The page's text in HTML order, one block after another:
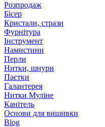
Розпродаж
Бісер
Кристали, стрази
Фурнітура
Інструмент
Намистини
Перли
Нитки, шнури
Паєтки
Галантерея
Нитки Муліне
Канітель
Основи для вишивки
Blog